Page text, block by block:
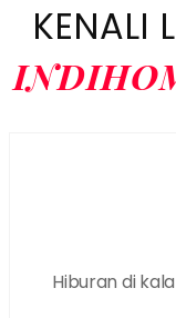
KENALI
Hiburan di